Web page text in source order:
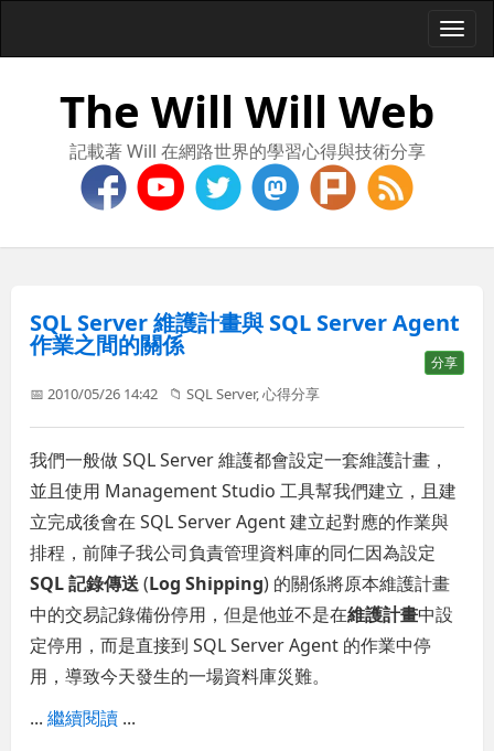
The Will Will Web
記載著 Will 在網路世界的學習心得與技術分享
SQL Server 維護計畫與 SQL Server Agent
作業之間的關係
分享
📅 2010/05/26 14:42 📁SQL Server,心得分享
我們一般做 SQL Server 維護都會設定一套維護計畫，
並且使用 Management Studio 工具幫我們建立，且建
立完成後會在 SQL Server Agent 建立起對應的作業與
排程，前陣子我公司負責管理資料庫的同仁因為設定
SQL 記錄傳送(Log Shipping) 的關係將原本維護計畫
中的交易記錄備份停用，但是他並不是在維護計畫中設
定停用，而是直接到 SQL Server Agent 的作業中停
用，導致今天發生的一場資料庫災難。
...繼續閱讀 ...